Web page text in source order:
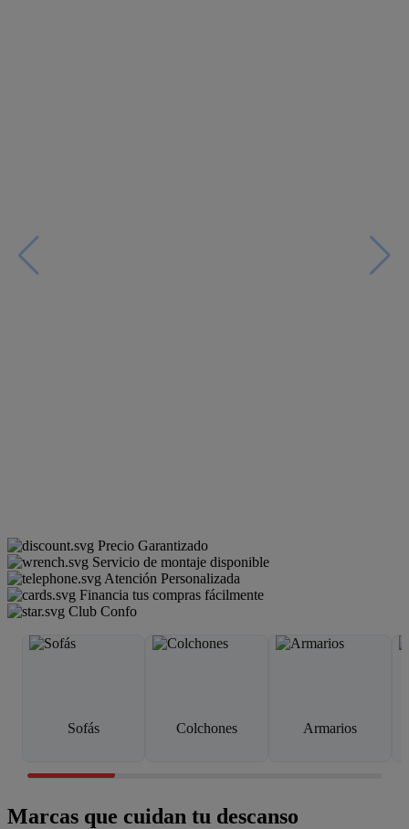
Precio Garantizado
Servicio de montaje disponible
Atención Personalizada
Financia tus compras fácilmente
Club Confo
Sofás Colchones Armarios
Marcas que cuidan tu descanso